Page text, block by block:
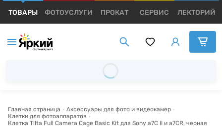
ТОВАРЫ ФОТОУСЛУГИ ПРОКАТ СЕРВИС ЛЕКТОРИЙ
Появились вопросы?
Тема вопроса*
Появились вопросы?
Тема вопроса*
Каталог товаров
Главная страница
Аксессуары для фото и видеокамер
Клетки для фотоаппаратов
Клетка Tilta Full Camera Cage Basic Kit для Sony a7C II и a7CR, черная
Появились вопросы?
Тема вопроса*